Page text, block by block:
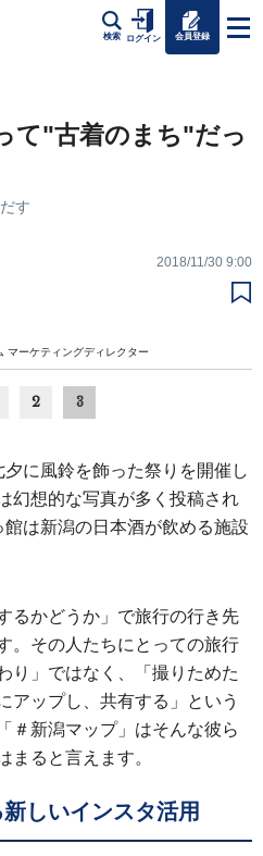
検索 ログイン 会員登録
て"古着のまち"だっ
す
2018/11/30 9:00
マーケティングディレクター
2 3
に風鈴を飾った祭りを開催し
幻想的な写真が多く投稿され
は新潟の日本酒が飲める施設
るかどうか」で旅行の行き先
。その人たちにとっての旅行
り」ではなく、「撮りためた
アップし、共有する」という
＃新潟マップ」はそんな彼ら
まると言えます。
しいインスタ活用